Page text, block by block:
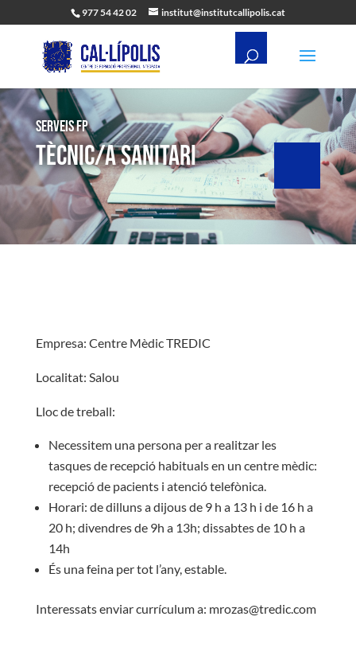
977 54 42 02 institut@institutcallipolis.cat
Serveis FP
TÈCNIC/A SANITARI
Empresa: Centre Mèdic TREDIC
Localitat: Salou
Lloc de treball:
Necessitem una persona per a realitzar les
tasques de recepció habituals en un centre mèdic:
recepció de pacients i atenció telefònica.
Horari: de dilluns a dijous de 9 h a 13 h i de 16 h a
20 h; divendres de 9h a 13h; dissabtes de 10 h a
14h
És una feina per tot l’any, estable.
Interessats enviar currículum a: mrozas@tredic.com